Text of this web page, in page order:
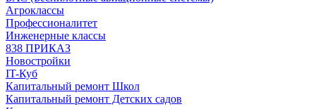
Агроклассы
Профессионалитет
Инженерные классы
838 ПРИКАЗ
Новостройки
IT-Куб
Капитальный ремонт Школ
Капитальный ремонт Детских садов